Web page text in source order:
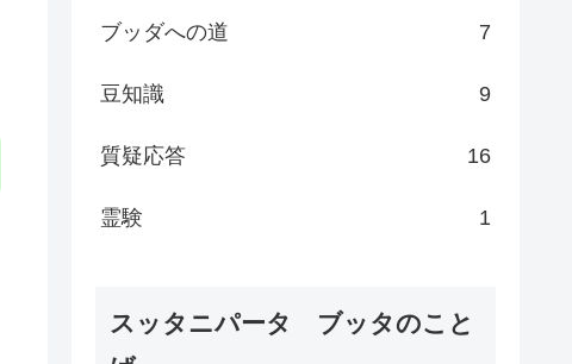
ブッダへの道 7
豆知識 9
質疑応答 16
霊験 1
スッタニパータ ブッタのこと